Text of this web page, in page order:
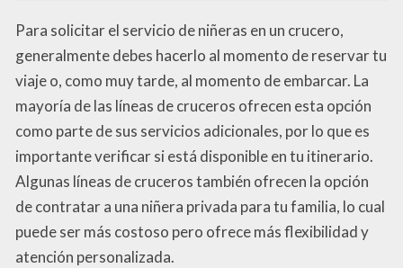
Para solicitar el servicio de niñeras en un crucero,
generalmente debes hacerlo al momento de reservar tu
viaje o, como muy tarde, al momento de embarcar. La
mayoría de las líneas de cruceros ofrecen esta opción
como parte de sus servicios adicionales, por lo que es
importante verificar si está disponible en tu itinerario.
Algunas líneas de cruceros también ofrecen la opción
de contratar a una niñera privada para tu familia, lo cual
puede ser más costoso pero ofrece más flexibilidad y
atención personalizada.